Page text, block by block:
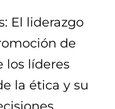
El liderazgo
de
los líderes
la ética y su